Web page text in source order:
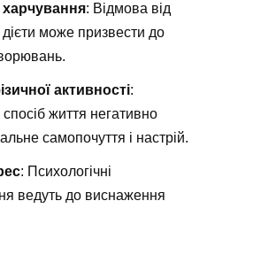
: Відмова від
може призвести до
активності:
життя негативно
самопочуття і настрій.
: Психологічні
ведуть до виснаження